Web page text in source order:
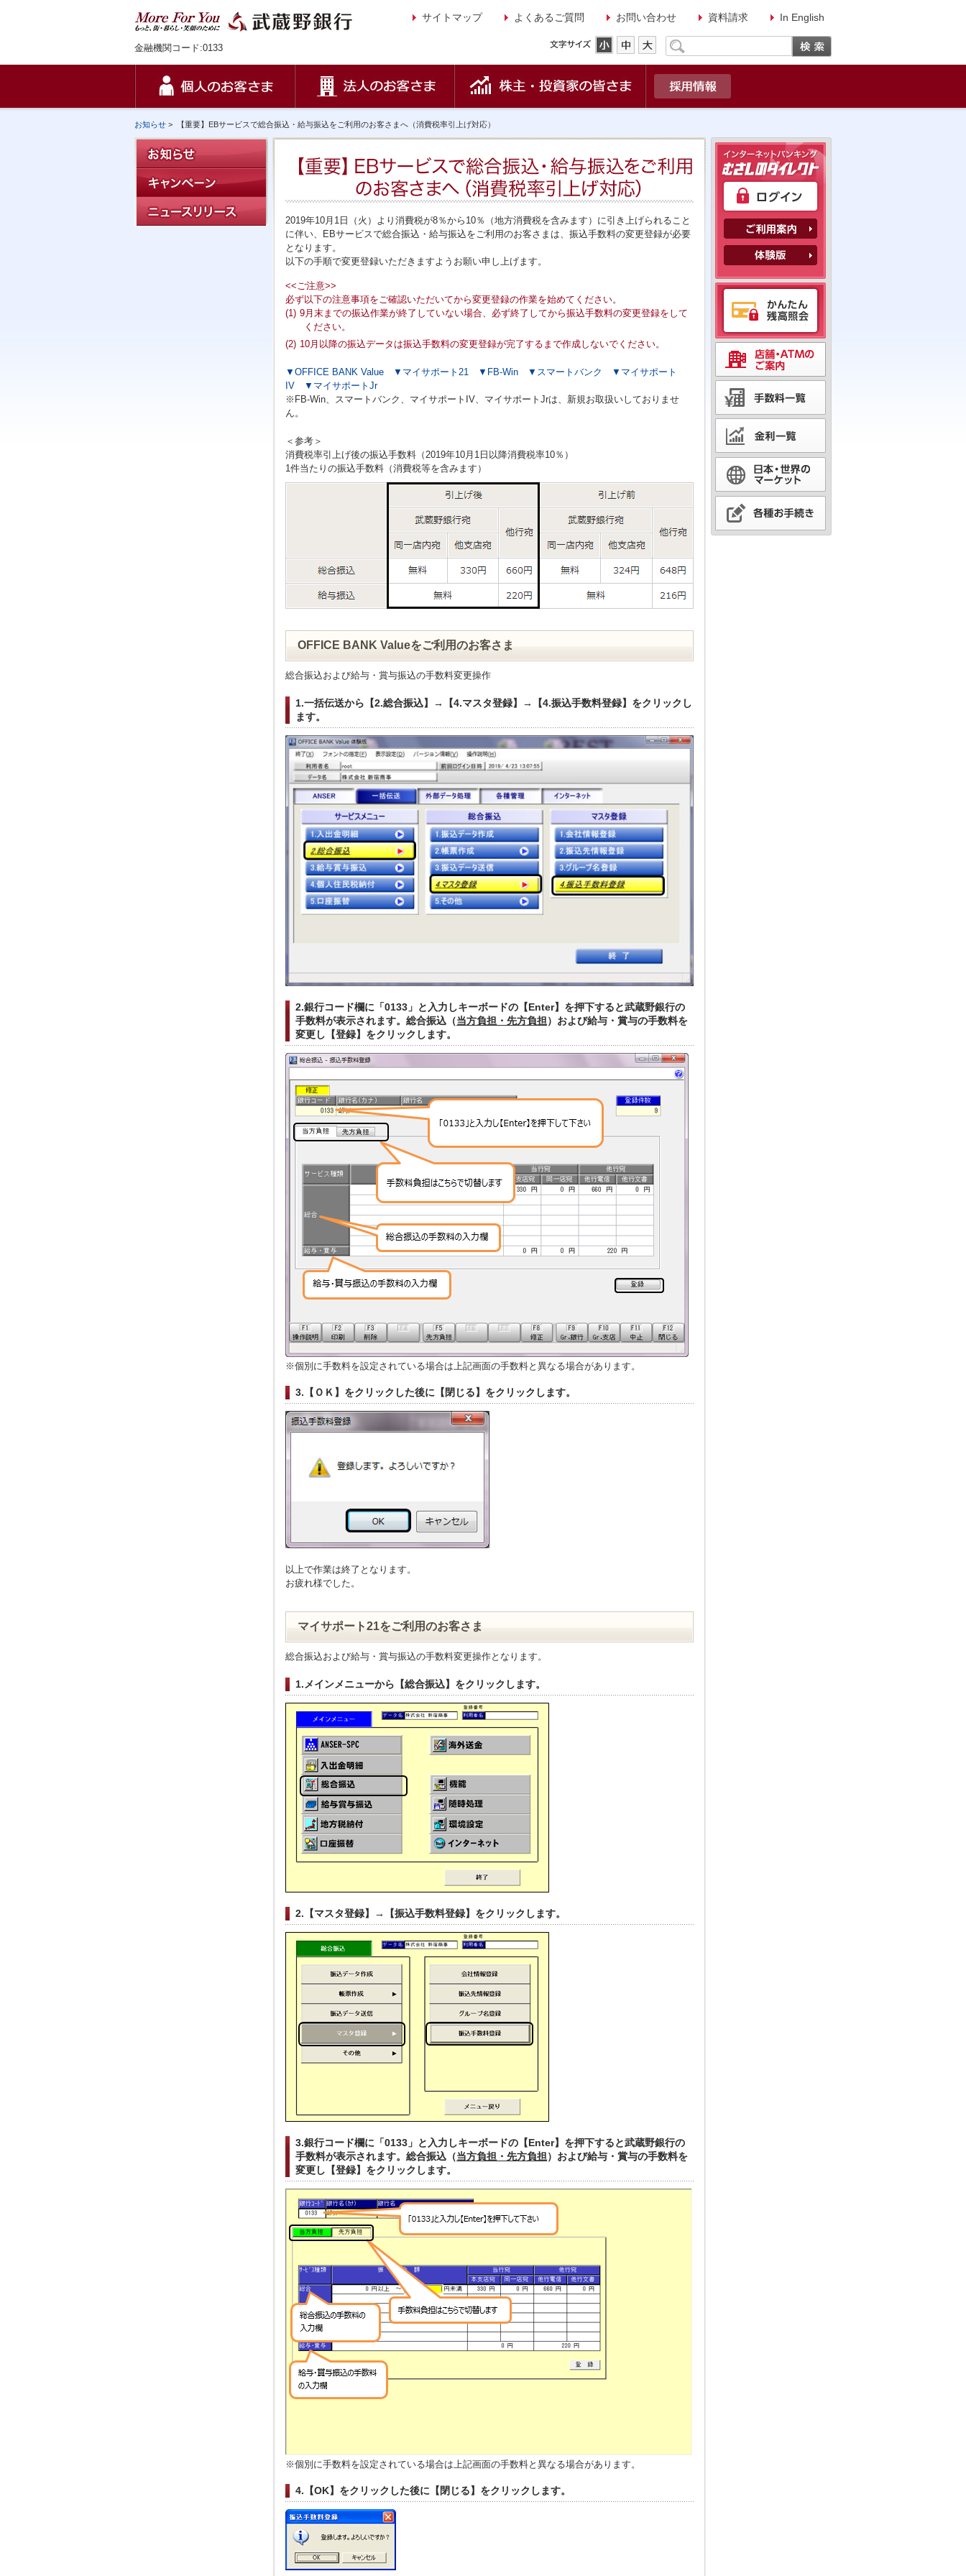
金融機関コード:0133
サイトマップ よくあるご質問 お問い合わせ 資料請求 In English
お知らせ > 【重要】EBサービスで総合振込・給与振込をご利用のお客さまへ（消費税率引上げ対応）
2019年10月1日（火）より消費税が8％から10％（地方消費税を含みます）に引き上げられること
に伴い、EBサービスで総合振込・給与振込をご利用のお客さまは、振込手数料の変更登録が必要
となります。
以下の手順で変更登録いただきますようお願い申し上げます。
<<ご注意>>
必ず以下の注意事項をご確認いただいてから変更登録の作業を始めてください。
(1) 9月末までの振込作業が終了していない場合、必ず終了してから振込手数料の変更登録をして
ください。
(2) 10月以降の振込データは振込手数料の変更登録が完了するまで作成しないでください。
▼OFFICE BANK Value ▼マイサポート21 ▼FB-Win ▼スマートバンク
▼マイサポート
IV
▼マイサポートJr
※FB-Win、スマートバンク、マイサポートIV、マイサポートJrは、新規お取扱いしておりませ
ん。
＜参考＞
消費税率引上げ後の振込手数料（2019年10月1日以降消費税率10％）
1件当たりの振込手数料（消費税等を含みます）
OFFICE BANK Valueをご利用のお客さま
総合振込および給与・賞与振込の手数料変更操作
1.一括伝送から【2.総合振込】→【4.マスタ登録】→【4.振込手数料登録】をクリックし
ます。
2.銀行コード欄に「0133」と入力しキーボードの【Enter】を押下すると武蔵野銀行の
手数料が表示されます。総合振込（当方負担・先方負担）および給与・賞与の手数料を
変更し【登録】をクリックします。
※個別に手数料を設定されている場合は上記画面の手数料と異なる場合があります。
3.【ＯＫ】をクリックした後に【閉じる】をクリックします。
以上で作業は終了となります。
お疲れ様でした。
マイサポート21をご利用のお客さま
総合振込および給与・賞与振込の手数料変更操作となります。
1.メインメニューから【総合振込】をクリックします。
2.【マスタ登録】→【振込手数料登録】をクリックします。
3.銀行コード欄に「0133」と入力しキーボードの【Enter】を押下すると武蔵野銀行の
手数料が表示されます。総合振込（当方負担・先方負担）および給与・賞与の手数料を
変更し【登録】をクリックします。
※個別に手数料を設定されている場合は上記画面の手数料と異なる場合があります。
4.【OK】をクリックした後に【閉じる】をクリックします。